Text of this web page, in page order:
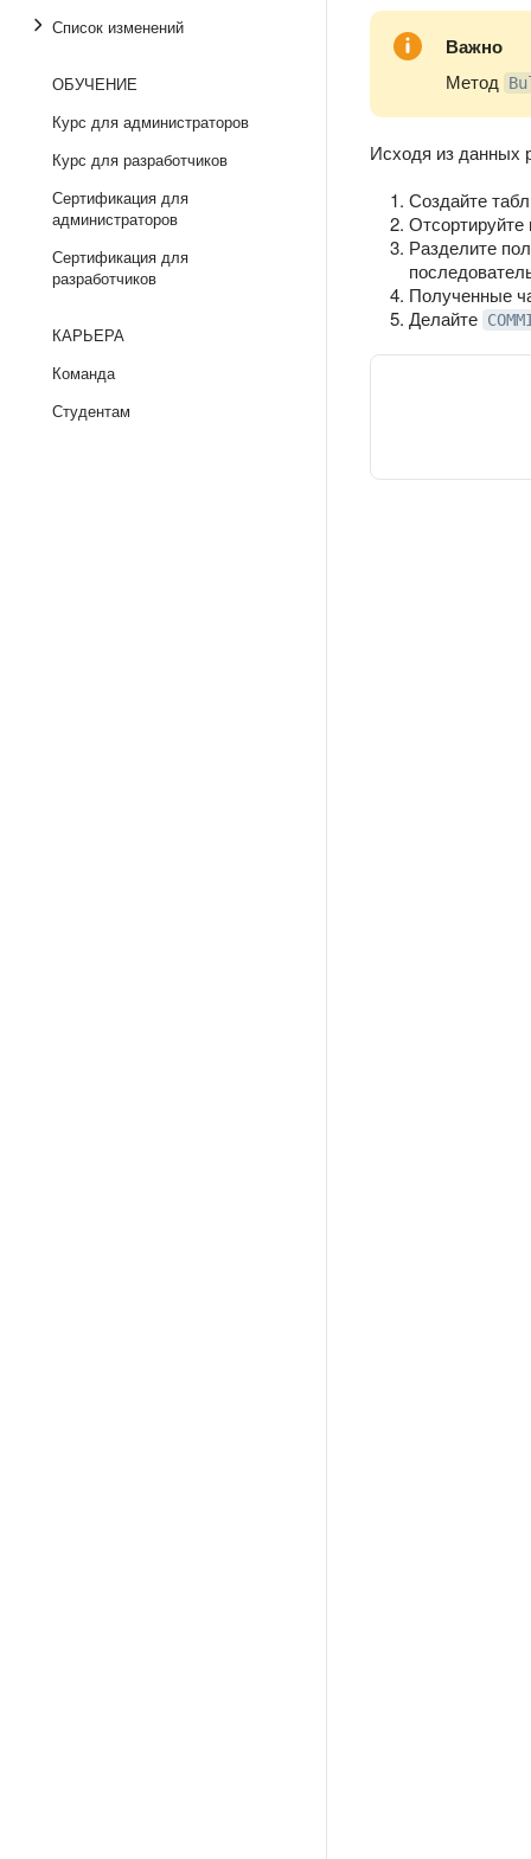
Список изменений
ОБУЧЕНИЕ
Курс для администраторов
Курс для разработчиков
Сертификация для
администраторов
Сертификация для
разработчиков
КАРЬЕРА
Команда
Студентам
Важно
Метод
Исходя из данных
Создайте
Разделите
Полученные
Делайте